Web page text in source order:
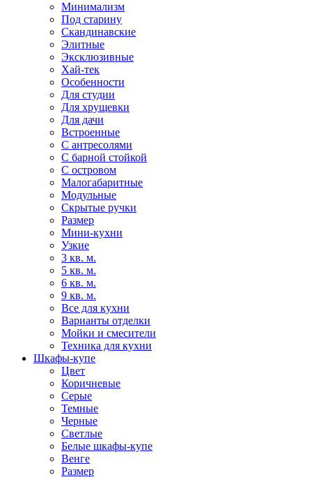
Минимализм
Под старину
Скандинавские
Элитные
Эксклюзивные
Хай-тек
Особенности
Для студии
Для хрущевки
Для дачи
Встроенные
С антресолями
С барной стойкой
С островом
Малогабаритные
Модульные
Скрытые ручки
Размер
Мини-кухни
Узкие
3 кв. м.
5 кв. м.
6 кв. м.
9 кв. м.
Все для кухни
Варианты отделки
Мойки и смесители
Техника для кухни
Шкафы-купе
Цвет
Коричневые
Серые
Темные
Черные
Светлые
Белые шкафы-купе
Венге
Размер